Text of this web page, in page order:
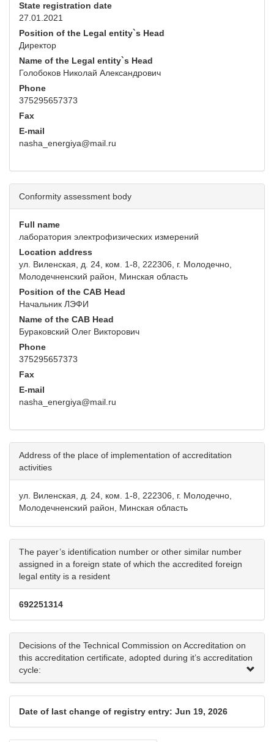
State registration date
27.01.2021
Position of the Legal entity`s Head
Директор
Name of the Legal entity`s Head
Голобоков Николай Александрович
Phone
375295657373
Fax
E-mail
nasha_energiya@mail.ru
Conformity assessment body
Full name
лаборатория электрофизических измерений
Location address
ул. Виленская, д. 24, ком. 1-8, 222306, г. Молодечно,
Молодечненский район, Минская область
Position of the CAB Head
Начальник ЛЭФИ
Name of the CAB Head
Бураковский Олег Викторович
Phone
375295657373
Fax
E-mail
nasha_energiya@mail.ru
Address of the place of implementation of accreditation
activities
ул. Виленская, д. 24, ком. 1-8, 222306, г. Молодечно,
Молодечненский район, Минская область
The payer’s identification number or other similar number
assigned in a foreign state of which the accredited foreign
legal entity is a resident
692251314
Decisions of the Technical Commission on Accreditation on
this accreditation certificate, adopted during it’s accreditation
cycle:
Date of last change of registry entry: Jun 19, 2026